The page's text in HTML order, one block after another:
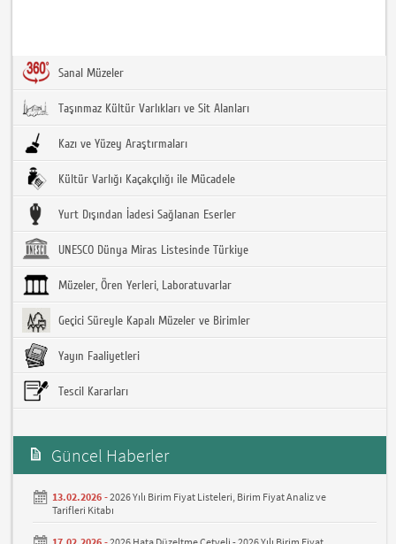
Sanal Müzeler
Taşınmaz Kültür Varlıkları ve Sit Alanları
Kazı ve Yüzey Araştırmaları
Kültür Varlığı Kaçakçılığı ile Mücadele
Yurt Dışından İadesi Sağlanan Eserler
UNESCO Dünya Miras Listesinde Türkiye
Müzeler, Ören Yerleri, Laboratuvarlar
Geçici Süreyle Kapalı Müzeler ve Birimler
Yayın Faaliyetleri
Tescil Kararları
Güncel Haberler
13.02.2026 -2026 Yılı Birim Fiyat Listeleri, Birim Fiyat Analiz ve
Tarifleri Kitabı